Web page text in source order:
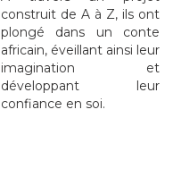
construit de A à Z, ils ont
plongé dans un conte
africain, éveillant ainsi leur
imagination et
développant leur
confiance en soi.